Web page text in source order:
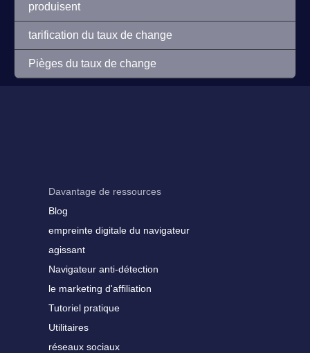
produisent
tarification du taux de change
Pièges du taux de change
Davantage de ressources
Blog
empreinte digitale du navigateur
agissant
Navigateur anti-détection
le marketing d'affiliation
Tutoriel pratique
Utilitaires
réseaux sociaux